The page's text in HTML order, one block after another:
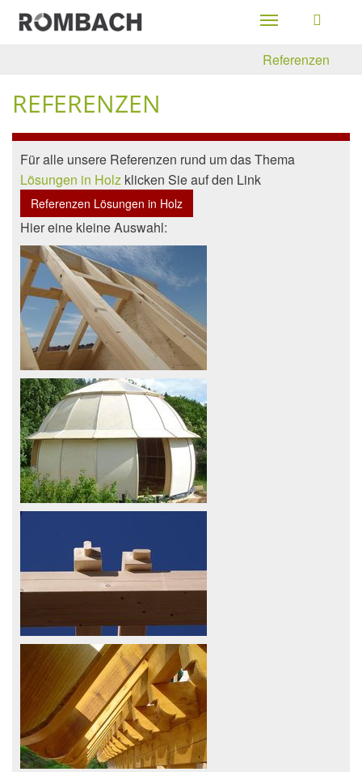
Toggle
navigation
Referenzen
REFERENZEN
Für alle unsere Referenzen rund um das Thema
Lösungen in Holz klicken Sie auf den Link
Referenzen Lösungen in Holz
Hier eine kleine Auswahl: